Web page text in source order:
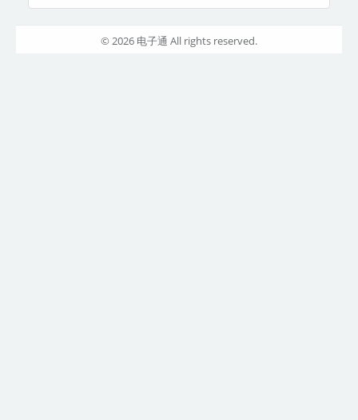
© 2026 电子通 All rights reserved.